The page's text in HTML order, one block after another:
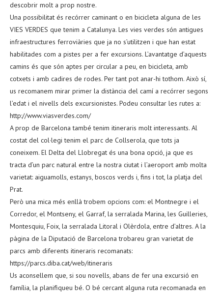
descobrir molt a prop nostre.
Una possibilitat és recórrer caminant o en bicicleta alguna de les
VIES VERDES que tenim a Catalunya. Les vies verdes són antigues
infraestructures ferroviàries que ja no s’utilitzen i que han estat
habilitades com a pistes per a fer excursions. L’avantatge d’aquests
camins és que són aptes per circular a peu, en bicicleta, amb
cotxets i amb cadires de rodes. Per tant pot anar-hi tothom. Això sí,
us recomanem mirar primer la distància del camí a recórrer segons
l’edat i el nivells dels excursionistes. Podeu consultar les rutes a:
http://www.viasverdes.com/
A prop de Barcelona també tenim itineraris molt interessants. Al
costat del col·legi tenim el parc de Collserola, que tots ja
coneixem. El Delta del Llobregat és una bona opció, ja que es
tracta d’un parc natural entre la nostra ciutat i l’aeroport amb molta
varietat: aiguamolls, estanys, boscos verds i, fins i tot, la platja del
Prat.
Però una mica més enllà trobem opcions com: el Montnegre i el
Corredor, el Montseny, el Garraf, la serralada Marina, les Guilleries,
Montesquiu, Foix, la serralada Litoral i Olèrdola, entre d’altres. A la
pàgina de la Diputació de Barcelona trobareu gran varietat de
parcs amb diferents itineraris recomanats:
https://parcs.diba.cat/web/itineraris
Us aconsellem que, si sou novells, abans de fer una excursió en
família, la planifiqueu bé. O bé cercant alguna ruta recomanada en